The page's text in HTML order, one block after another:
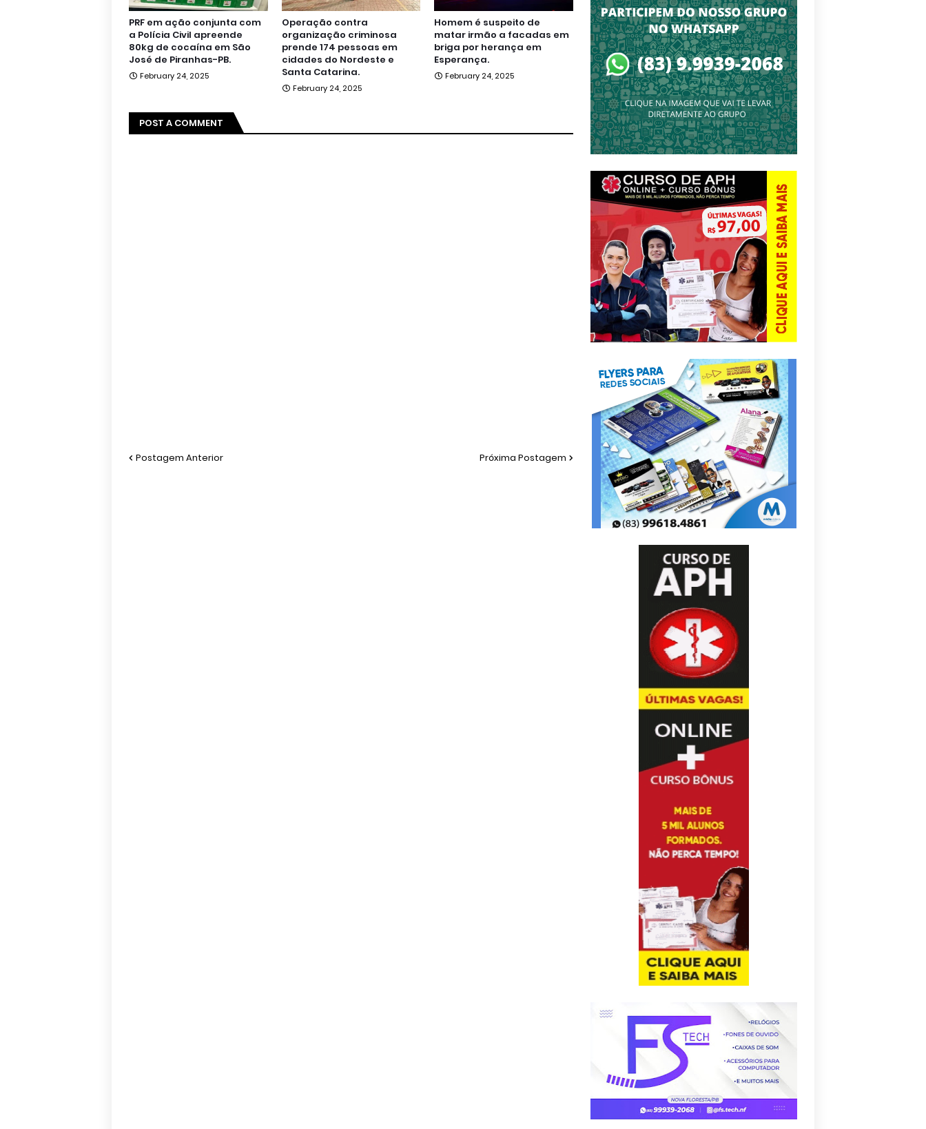
PRF em ação conjunta com
a Polícia Civil apreende
80kg de cocaína em São
José de Piranhas-PB.
February 24, 2025
Operação contra
organização criminosa
prende 174 pessoas em
cidades do Nordeste e
Santa Catarina.
February 24, 2025
Homem é suspeito de
matar irmão a facadas em
briga por herança em
Esperança.
February 24, 2025
POST A COMMENT
Postagem Anterior Próxima Postagem